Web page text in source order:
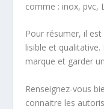
comme : inox, pvc,
Pour résumer, il
lisible et
marque et garder
Renseignez-vous
connaitre les